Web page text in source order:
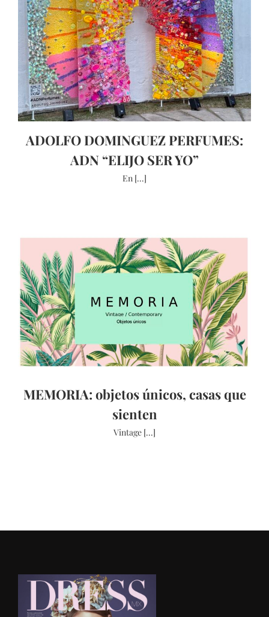
ADOLFO DOMINGUEZ PERFUMES:
ADN “ELIJO SER YO”
En [...]
MEMORIA: objetos únicos, casas que
sienten
Vintage [...]